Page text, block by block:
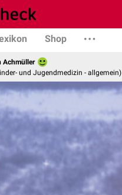
Shop
Achmüller
und Jugendmedizin - allgemein)